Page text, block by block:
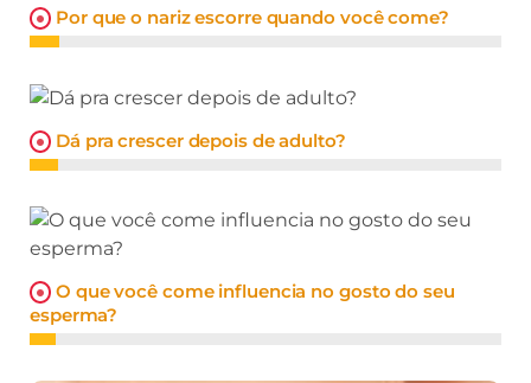
Por que o nariz escorre quando você come?
Dá pra crescer depois de adulto?
O que você come influencia no gosto do seu
esperma?